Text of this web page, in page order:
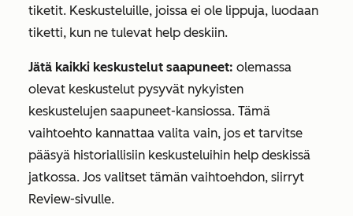
tiketit. Keskusteluille, joissa ei ole lippuja, luodaan
tiketti, kun ne tulevat help deskiin.
Jätä kaikki keskustelut saapuneet: olemassa
olevat keskustelut pysyvät nykyisten
keskustelujen saapuneet-kansiossa. Tämä
vaihtoehto kannattaa valita vain, jos et tarvitse
pääsyä historiallisiin keskusteluihin help deskissä
jatkossa. Jos valitset tämän vaihtoehdon, siirryt
Review-sivulle.